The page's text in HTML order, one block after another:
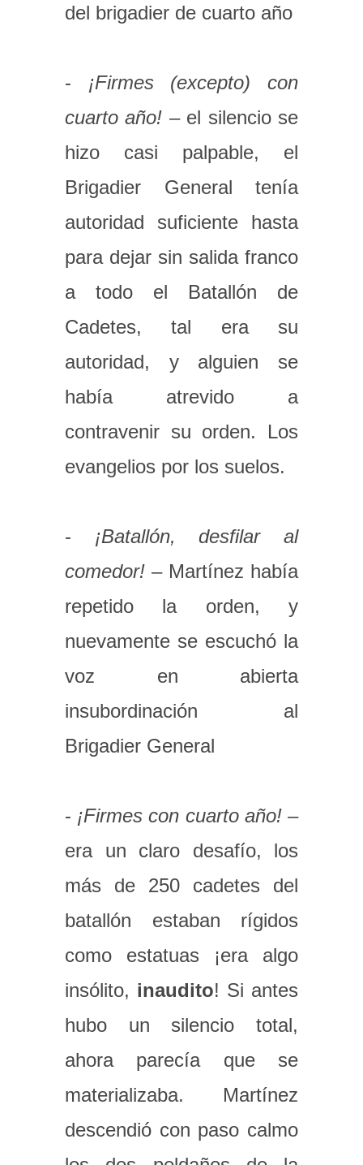
del brigadier de cuarto año
- ¡Firmes (excepto) con
cuarto año! – el silencio se
hizo casi palpable, el
Brigadier General tenía
autoridad suficiente hasta
para dejar sin salida franco
a todo el Batallón de
Cadetes, tal era su
autoridad, y alguien se
había atrevido a
contravenir su orden. Los
evangelios por los suelos.
- ¡Batallón, desfilar al
comedor! – Martínez había
repetido la orden, y
nuevamente se escuchó la
voz en abierta
insubordinación al
Brigadier General
- ¡Firmes con cuarto año!–
era un claro desafío, los
más de 250 cadetes del
batallón estaban rígidos
como estatuas ¡era algo
insólito, inaudito! Si antes
hubo un silencio total,
ahora parecía que se
materializaba. Martínez
descendió con paso calmo